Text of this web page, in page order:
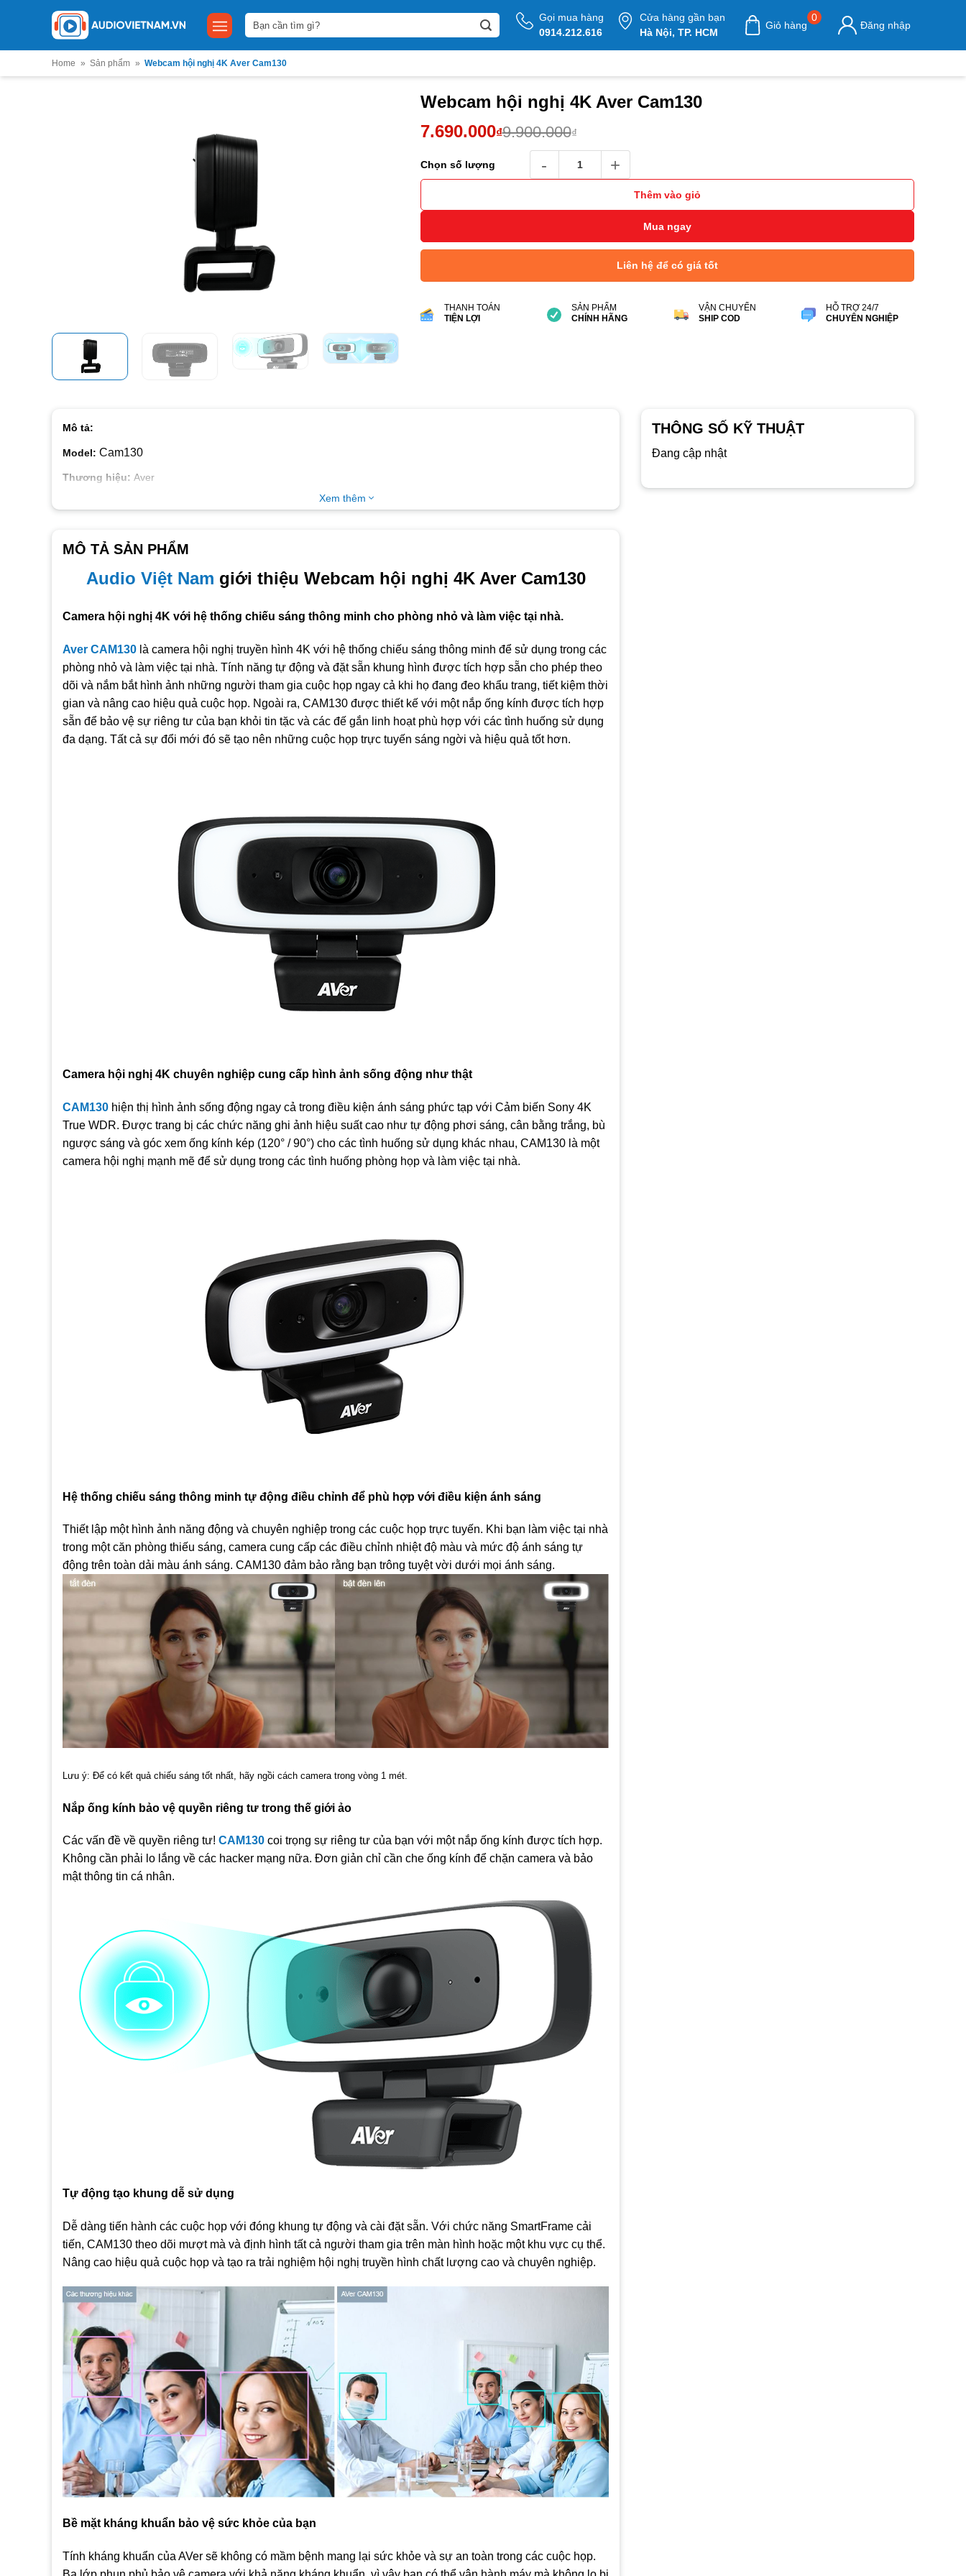
Tìm
kiếm:
Gọi mua hàng
0914.212.616
Cửa hàng gần bạn
Hà Nội, TP. HCM
Giỏ hàng
0
Đăng nhập
Home » Sản phẩm » Webcam hội nghị 4K Aver Cam130
Webcam hội nghị 4K Aver Cam130
9.900.000₫
Giá
là:
7.690.000₫
Giá
tại
7.690.000₫.
Chọn số lượng
Thêm vào giỏ
Mua ngay
Liên hệ để có giá tốt
THANH TOÁN
TIỆN LỢI
SẢN PHẨM
CHÍNH HÃNG
VẬN CHUYỂN
SHIP COD
HỖ TRỢ 24/7
CHUYÊN NGHIỆP
Mô tả:
Model: Cam130
Thương hiệu: Aver
Bảo hành: 3 năm
Aver Cam130
Auto Framing : tự động điều chỉnh FOV để tạo khung cho tất cả người tham gia trên màn hình
Camera Ống kính quang học 4K, 120 ° FOV, zoom lên đến 4X
Microphone tích hợp trên CAM, Độ nhạy: -37 dB
Tự động cân bằng ánh sáng
Xuất xứ Taiwan
Xem thêm
MÔ TẢ SẢN PHẨM
Audio Việt Nam giới thiệu Webcam hội nghị 4K Aver Cam130
Camera hội nghị 4K với hệ thống chiếu sáng thông minh cho phòng nhỏ và làm việc tại nhà.
Aver CAM130 là camera hội nghị truyền hình 4K với hệ thống chiếu sáng thông minh để sử dụng trong các
phòng nhỏ và làm việc tại nhà. Tính năng tự động và đặt sẵn khung hình được tích hợp sẵn cho phép theo
dõi và nắm bắt hình ảnh những người tham gia cuộc họp ngay cả khi họ đang đeo khẩu trang, tiết kiệm thời
gian và nâng cao hiệu quả cuộc họp. Ngoài ra, CAM130 được thiết kế với một nắp ống kính được tích hợp
sẵn để bảo vệ sự riêng tư của bạn khỏi tin tặc và các đế gắn linh hoạt phù hợp với các tình huống sử dụng
đa dạng. Tất cả sự đổi mới đó sẽ tạo nên những cuộc họp trực tuyến sáng ngời và hiệu quả tốt hơn.
Camera hội nghị 4K chuyên nghiệp cung cấp hình ảnh sống động như thật
CAM130 hiện thị hình ảnh sống động ngay cả trong điều kiện ánh sáng phức tạp với Cảm biến Sony 4K
True WDR. Được trang bị các chức năng ghi ảnh hiệu suất cao như tự động phơi sáng, cân bằng trắng, bù
ngược sáng và góc xem ống kính kép (120° / 90°) cho các tình huống sử dụng khác nhau, CAM130 là một
camera hội nghị mạnh mẽ để sử dụng trong các tình huống phòng họp và làm việc tại nhà.
Hệ thống chiếu sáng thông minh tự động điều chỉnh để phù hợp với điều kiện ánh sáng
Thiết lập một hình ảnh năng động và chuyên nghiệp trong các cuộc họp trực tuyến. Khi bạn làm việc tại nhà
trong một căn phòng thiếu sáng, camera cung cấp các điều chỉnh nhiệt độ màu và mức độ ánh sáng tự
động trên toàn dải màu ánh sáng. CAM130 đảm bảo rằng bạn trông tuyệt vời dưới mọi ánh sáng.
Lưu ý: Để có kết quả chiếu sáng tốt nhất, hãy ngồi cách camera trong vòng 1 mét.
Nắp ống kính bảo vệ quyền riêng tư trong thế giới ảo
Các vấn đề về quyền riêng tư! CAM130 coi trọng sự riêng tư của bạn với một nắp ống kính được tích hợp.
Không cần phải lo lắng về các hacker mạng nữa. Đơn giản chỉ cần che ống kính để chặn camera và bảo
mật thông tin cá nhân.
Tự động tạo khung dễ sử dụng
Dễ dàng tiến hành các cuộc họp với đóng khung tự động và cài đặt sẵn. Với chức năng SmartFrame cải
tiến, CAM130 theo dõi mượt mà và định hình tất cả người tham gia trên màn hình hoặc một khu vực cụ thể.
Nâng cao hiệu quả cuộc họp và tạo ra trải nghiệm hội nghị truyền hình chất lượng cao và chuyên nghiệp.
Bề mặt kháng khuẩn bảo vệ sức khỏe của bạn
Tính kháng khuẩn của AVer sẽ không có mầm bệnh mang lại sức khỏe và sự an toàn trong các cuộc họp.
THÔNG SỐ KỸ THUẬT
Đang cập nhật